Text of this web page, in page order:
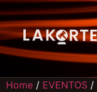
Home / EVENTOS /